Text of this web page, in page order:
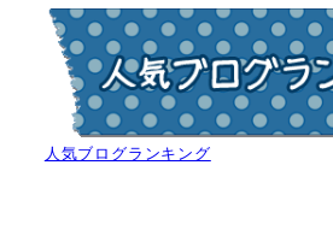
人気ブログランキング